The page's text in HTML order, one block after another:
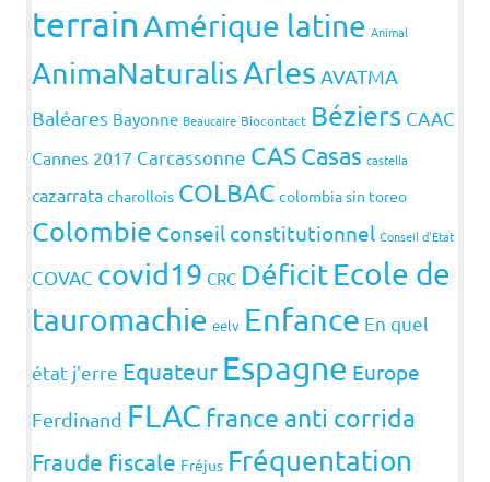
terrain Amérique latine Animal
AnimaNaturalisArles AVATMA
Baléares Bayonne Beaucaire Biocontact Béziers CAAC
Cannes 2017 Carcassonne CASCasas castella
cazarrata charollois COLBAC colombia sin toreo
Colombie Conseil constitutionnel Conseil d'Etat
COVAC covid19 CRC DéficitEcole de
tauromachie eelv Enfance En quel
état j'erre Equateur Espagne Europe
Ferdinand FLAC france anti corrida
Fraude fiscale Fréjus Fréquentation